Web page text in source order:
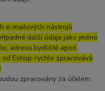
e-mailových nástrojů
další údaje jako jméno
adresu bydliště apod.
Eshop-rychle zpracovává
zpracovány za účelem: